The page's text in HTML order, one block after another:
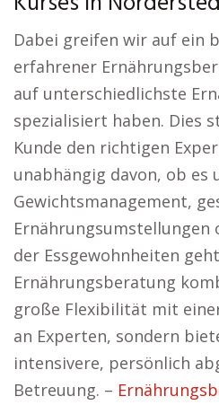
Dabei greifen wir auf ein
erfahrener
auf unterschiedlichste
spezialisiert haben. Dies
Kunde den richtigen
unabhängig davon, ob es
Gewichtsmanagement,
der Essgewohnheiten
Ernährungsberatung
große Flexibilität mit
an Experten, sondern
intensivere, persönlich
Betreuung. –